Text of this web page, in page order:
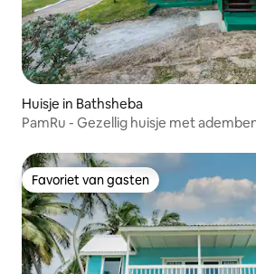
Huisje in Bathsheba
PamRu - Gezellig huisje met
Favoriet van gasten
Favoriet van gasten